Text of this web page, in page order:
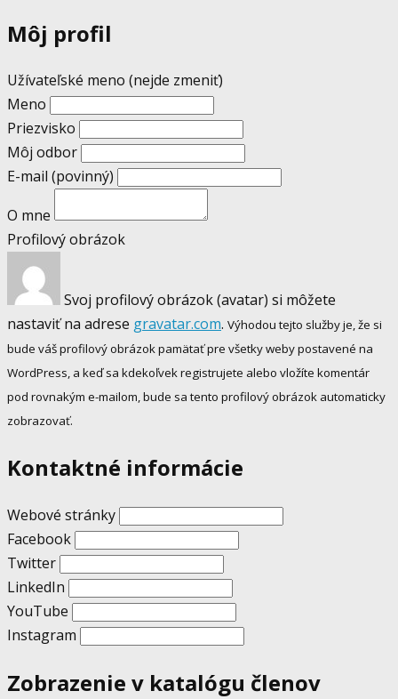
Môj profil
Užívateľské meno (nejde zmeniť)
Meno
Priezvisko
Môj odbor
E-mail (povinný)
O mne
Profilový obrázok
Svoj profilový obrázok (avatar) si môžete
nastaviť na adrese gravatar.com. Výhodou tejto služby je, že si
bude váš profilový obrázok pamätať pre všetky weby postavené na
WordPress, a keď sa kdekoľvek registrujete alebo vložíte komentár
pod rovnakým e-mailom, bude sa tento profilový obrázok automaticky
zobrazovať.
Kontaktné informácie
Webové stránky
Facebook
Twitter
LinkedIn
YouTube
Instagram
Zobrazenie v katalógu členov